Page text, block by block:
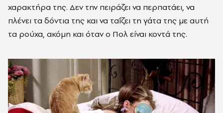
χαρακτήρα της. Δεν την πειράζει να περπατάει, να
πλένει τα δόντια της και να ταΐζει τη γάτα της με αυτή
τα ρούχα, ακόμη και όταν ο Πολ είναι κοντά της.